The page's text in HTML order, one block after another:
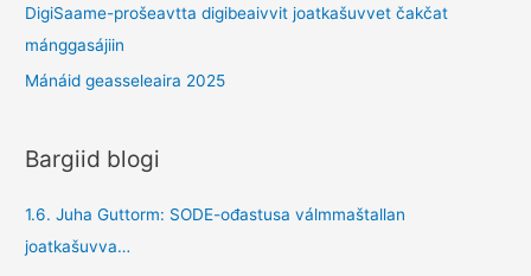
DigiSaame-prošeavtta digibeaivvit joatkašuvvet čakčat
mánggasájiin
Mánáid geasseleaira 2025
Bargiid blogi
1.6. Juha Guttorm: SODE-ođastusa válmmaštallan
joatkašuvva…